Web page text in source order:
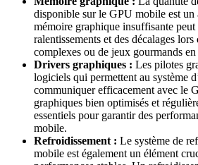
disponible sur le GPU mobile est un
mémoire graphique insuffisante peut
ralentissements et des décalages
complexes ou de jeux gourmands en
Drivers graphiques : Les pilotes
logiciels qui permettent au système
communiquer efficacement avec le
graphiques bien optimisés et
essentiels pour garantir des
mobile.
Refroidissement : Le système de
mobile est également un élément